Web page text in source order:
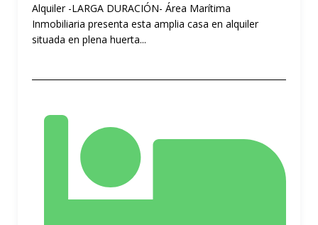
Alquiler -LARGA DURACIÓN- Área Marítima
Inmobiliaria presenta esta amplia casa en alquiler
situada en plena huerta...